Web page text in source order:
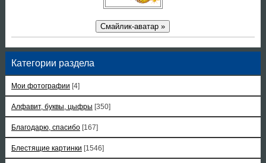
Смайлик-аватар »
Категории раздела
Мои фотографии [4]
Алфавит, буквы, цыфры [350]
Благодарю, спасибо [167]
Блестящие картинки [1546]